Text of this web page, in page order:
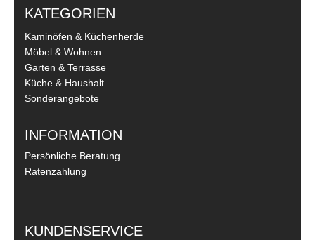
KATEGORIEN
Kaminöfen & Küchenherde
Möbel & Wohnen
Garten & Terrasse
Küche & Haushalt
Sonderangebote
INFORMATION
Persönliche Beratung
Ratenzahlung
KUNDENSERVICE